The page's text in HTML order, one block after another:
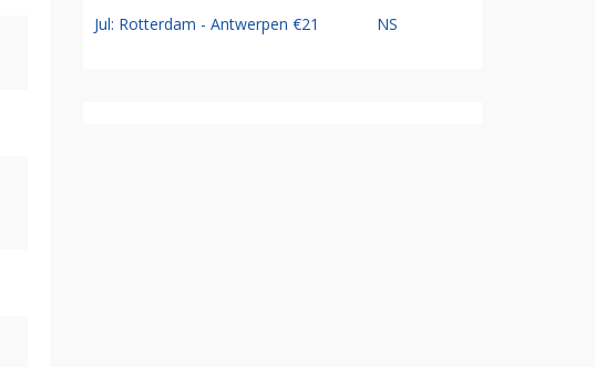
Jul: Rotterdam - Antwerpen €21 NS